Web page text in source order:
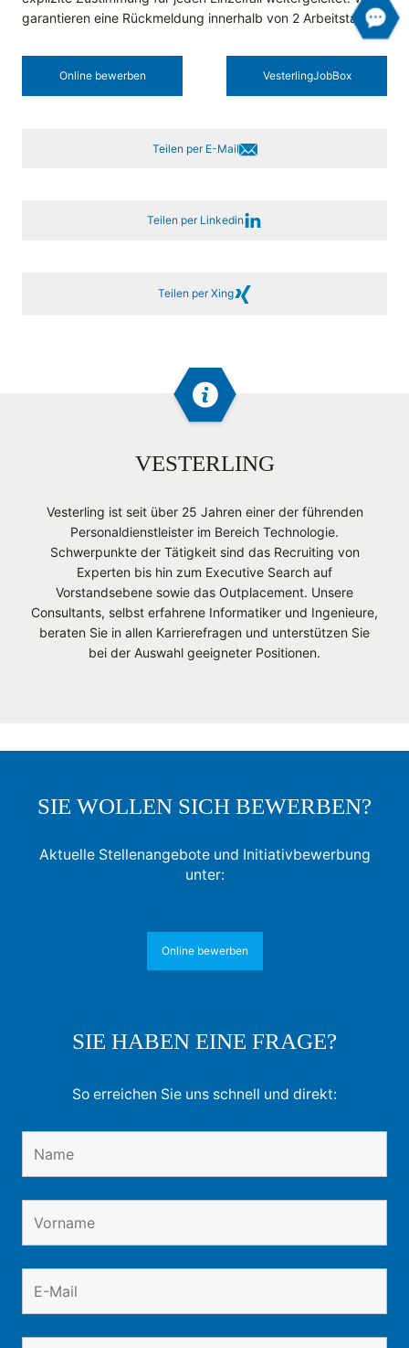
garantieren eine Rückmeldung innerhalb von 2 Arbeitstagen.
Online bewerben Vesterling­JobBox
Teilen per E-Mail
Teilen per Linkedin
Teilen per Xing
VESTERLING
Vesterling ist seit über 25 Jahren einer der führenden
Personaldienstleister im Bereich Technologie.
Schwerpunkte der Tätigkeit sind das Recruiting von
Experten bis hin zum Executive Search auf
Vorstandsebene sowie das Outplacement. Unsere
Consultants, selbst erfahrene Informatiker und Ingenieure,
beraten Sie in allen Karrierefragen und unterstützen Sie
bei der Auswahl geeigneter Positionen.
SIE WOLLEN SICH BEWERBEN?
Aktuelle Stellenangebote und Initiativbewerbung
unter:
Online bewerben
SIE HABEN EINE FRAGE?
So erreichen Sie uns schnell und direkt: